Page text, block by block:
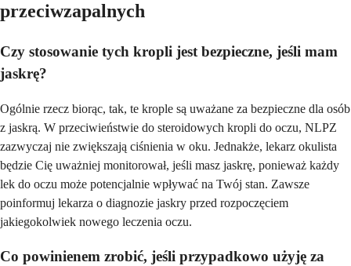
przeciwzapalnych
Czy stosowanie tych kropli jest bezpieczne, jeśli mam
jaskrę?
Ogólnie rzecz biorąc, tak, te krople są uważane za bezpieczne dla osób
z jaskrą. W przeciwieństwie do steroidowych kropli do oczu, NLPZ
zazwyczaj nie zwiększają ciśnienia w oku. Jednakże, lekarz okulista
będzie Cię uważniej monitorował, jeśli masz jaskrę, ponieważ każdy
lek do oczu może potencjalnie wpływać na Twój stan. Zawsze
poinformuj lekarza o diagnozie jaskry przed rozpoczęciem
jakiegokolwiek nowego leczenia oczu.
Co powinienem zrobić, jeśli przypadkowo użyję za